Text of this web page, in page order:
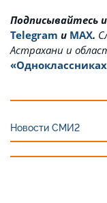
Подписывайтесь
Telegram и MAX.
Астрахани и
Новости СМИ2